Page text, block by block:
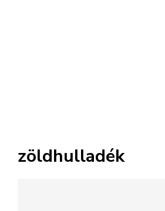
zöldhulladék